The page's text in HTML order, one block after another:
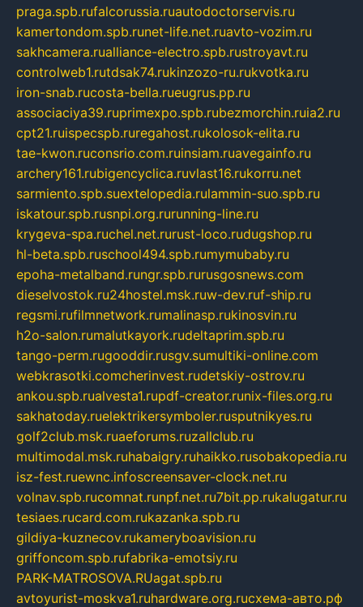
praga.spb.rufalcorussia.ruautodoctorservis.ru
kamertondom.spb.runet-life.net.ruavto-vozim.ru
sakhcamera.rualliance-electro.spb.rustroyavt.ru
controlweb1.rutdsak74.rukinzozo-ru.rukvotka.ru
iron-snab.rucosta-bella.rueugrus.pp.ru
associaciya39.ruprimexpo.spb.rubezmorchin.ruia2.ru
cpt21.ruispecspb.ruregahost.rukolosok-elita.ru
tae-kwon.ruconsrio.com.ruinsiam.ruavegainfo.ru
archery161.rubigencyclica.ruvlast16.rukorru.net
sarmiento.spb.suextelopedia.rulammin-suo.spb.ru
iskatour.spb.rusnpi.org.rurunning-line.ru
krygeva-spa.ruchel.net.rurust-loco.rudugshop.ru
hl-beta.spb.ruschool494.spb.rumymubaby.ru
epoha-metalband.rungr.spb.rurusgosnews.com
dieselvostok.ru24hostel.msk.ruw-dev.ruf-ship.ru
regsmi.rufilmnetwork.rumalinasp.rukinosvin.ru
h2o-salon.rumalutkayork.rudeltaprim.spb.ru
tango-perm.rugooddir.rusgv.sumultiki-online.com
webkrasotki.comcherinvest.rudetskiy-ostrov.ru
ankou.spb.rualvesta1.rupdf-creator.runix-files.org.ru
sakhatoday.ruelektrikersymboler.rusputnikyes.ru
golf2club.msk.ruaeforums.ruzallclub.ru
multimodal.msk.ruhabaigry.ruhaikko.rusobakopedia.ru
isz-fest.ruewnc.infoscreensaver-clock.net.ru
volnav.spb.rucomnat.runpf.net.ru7bit.pp.rukalugatur.ru
tesiaes.rucard.com.rukazanka.spb.ru
gildiya-kuznecov.rukameryboavision.ru
griffoncom.spb.rufabrika-emotsiy.ru
PARK-MATROSOVA.RUagat.spb.ru
avtoyurist-moskva1.ruhardware.org.ruсхема-авто.рф